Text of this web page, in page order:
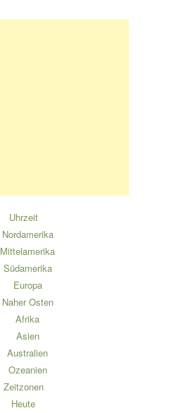
Uhrzeit
Nordamerika
Mittelamerika
Südamerika
Europa
Naher Osten
Afrika
Asien
Australien
Ozeanien
Zeitzonen
Heute